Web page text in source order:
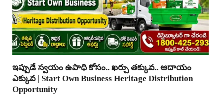
ఇప్పుడే స్వయం ఉపాధి కోసం.. ఖర్చు తక్కువ.. ఆదాయం
ఎక్కువ | Start Own Business Heritage Distribution
Opportunity